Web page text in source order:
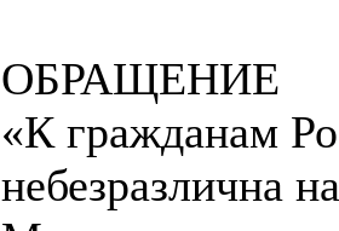
ОБРАЩЕНИЕ
«К гражданам
небезразлична